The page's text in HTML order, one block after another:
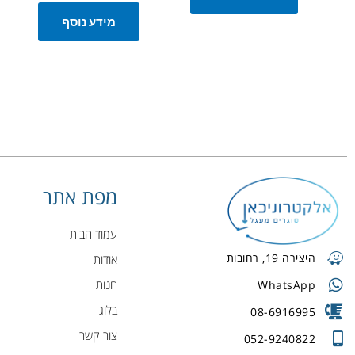
מידע נוסף
היצירה 19, רחובות
WhatsApp
08-6916995
052-9240822
מפת אתר
עמוד הבית
אודות
חנות
בלוג
צור קשר